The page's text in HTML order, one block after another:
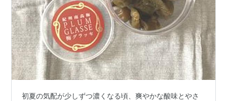
初夏の気配が少しずつ濃くなる頃、爽やかな酸味とやさ